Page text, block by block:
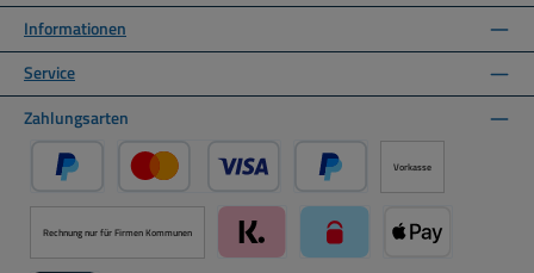
Informationen
Service
Zahlungsarten
PayPal Kredit- oder Debitkarte über PayPal
Später Bezahlen über PayPal
Vorkasse
Rechnung nur für Firmen Kommunen